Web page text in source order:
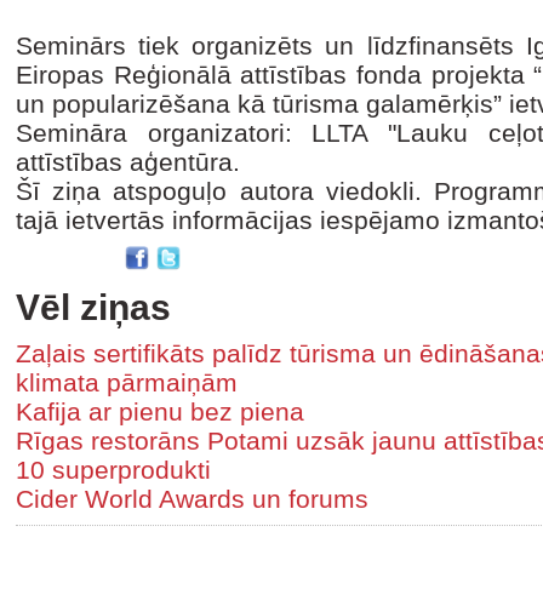
Seminārs tiek organizēts un līdzfinansēts
Eiropas Reģionālā attīstības fonda projekta
un popularizēšana kā tūrisma galamērķis”
Semināra organizatori: LLTA "Lauku
attīstības aģentūra.
Šī ziņa atspoguļo autora viedokli.
tajā ietvertās informācijas iespējamo
Vēl ziņas
Zaļais sertifikāts palīdz tūrisma un
klimata pārmaiņām
Kafija ar pienu bez piena
Rīgas restorāns Potami uzsāk jaunu
10 superprodukti
Cider World Awards un forums